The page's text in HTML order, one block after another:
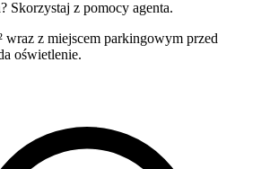
Skorzystaj z pomocy agenta.
wraz z miejscem parkingowym przed
oświetlenie.